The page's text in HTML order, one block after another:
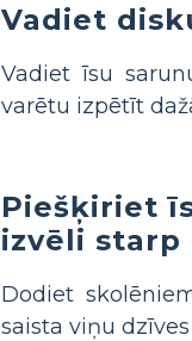
Vadiet
Vadiet īsu
varētu izpētīt
Piešķiriet
izvēli starp
Dodiet
saista viņu